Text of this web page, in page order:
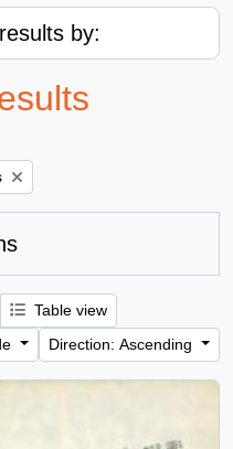
by:
Table view
Direction: Ascending